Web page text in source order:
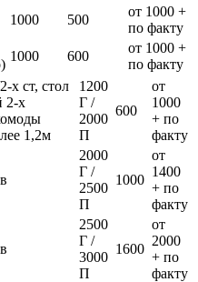
1000 500
от 1000 +
по факту
1000 600
от 1000 +
по факту
х ст, стол
2-х
1,2м
1200
Г /
2000
П
600
от
1000
+ по
факту
2000
Г /
2500
П
1000
от
1400
+ по
факту
2500
Г /
3000
П
1600
от
2000
+ по
факту